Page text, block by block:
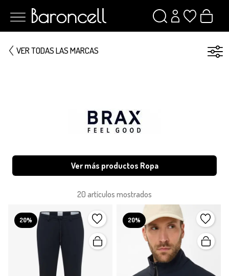
VER TODAS LAS MARCAS
Ver más productos Ropa
20 artículos mostrados
20% 20%